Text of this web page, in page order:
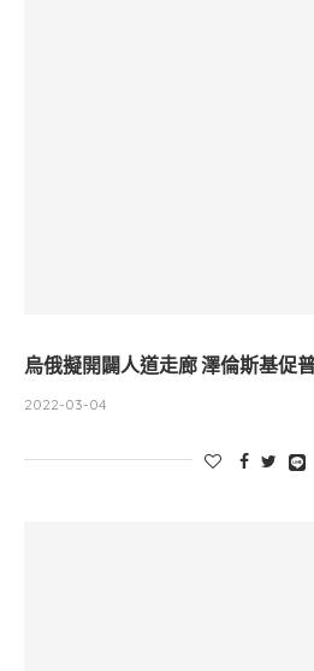
烏俄擬開闢人道走廊 澤倫斯基促
2022-03-04